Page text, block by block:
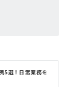
5選！日常業務を